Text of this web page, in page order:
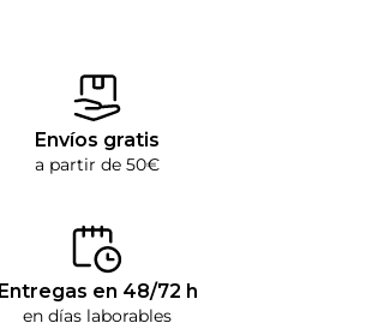
Envíos gratis
a partir de 50€
Entregas en 48/72 h
en días laborables